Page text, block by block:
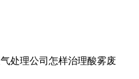
处理公司怎样治理酸雾废